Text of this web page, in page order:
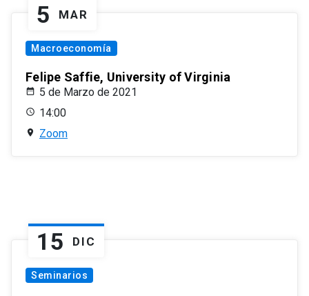
5 MAR
Macroeconomía
Felipe Saffie, University of Virginia
5 de Marzo de 2021
14:00
Zoom
15 DIC
Seminarios